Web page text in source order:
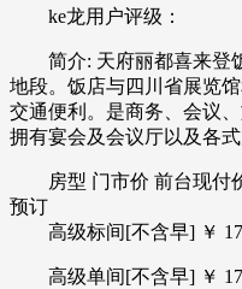
ke龙用户评级：
简介: 天府丽都喜来登
地段。饭店与四川省展览
交通便利。是商务、会议
拥有宴会及会议厅以及各
房型 门市价 前台现付价
预订
高级标间[不含早] ￥
高级单间[不含早] ￥